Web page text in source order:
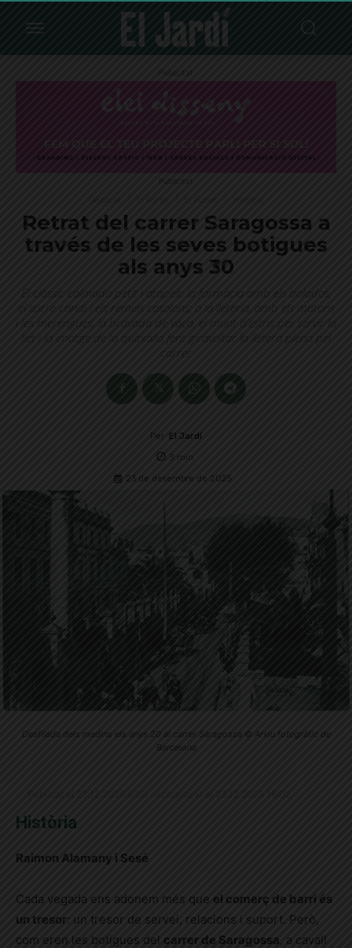
Publicitat
Publicitat
Retrat del carrer Saragossa a
través de les seves botigues
als anys 30
El clàssic colmado petit i atapeït; la farmàcia amb els bolados,
el sucre candi i els remeis casolans; o la lleteria, amb els matons
i les merengues, la bravada de vaca, el munt d’estris per servir la
llet i la imatge de la quitxalla fent giravoltar la lletera plena pel
carrer
Per El Jardí
3 min.
23 de desembre de 2025
Desfilada dels medins els anys 20 al carrer Saragossa © Arxiu fotogràfic de
Barcelona
Història
Raimon Alamany i Sesé
Cada vegada ens adonem més que el comerç de barri és
un tresor: un tresor de servei, relacions i suport. Però,
com eren les botigues del carrer de Saragossa , a cavall